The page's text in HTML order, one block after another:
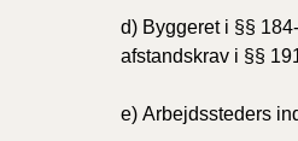
d) Byggeret i §§
afstandskrav i §§
e) Arbejdssteders